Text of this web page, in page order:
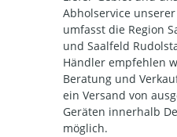
Abholservice
umfasst die Region
und Saalfeld
Händler empfehlen
Beratung und
ein Versand von
Geräten innerhalb
möglich.